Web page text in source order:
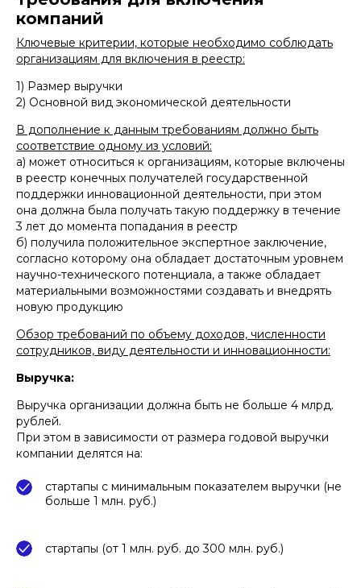
компаний
Ключевые критерии, которые необходимо соблюдать
организациям для включения в реестр:
1) Размер выручки
2) Основной вид экономической деятельности
В дополнение к данным требованиям должно быть
соответствие одному из условий:
а) может относиться к организациям, которые включены
в реестр конечных получателей государственной
поддержки инновационной деятельности, при этом
она должна была получать такую поддержку в течение
3 лет до момента попадания в реестр
б) получила положительное экспертное заключение,
согласно которому она обладает достаточным уровнем
научно-технического потенциала, а также обладает
материальными возможностями создавать и внедрять
новую продукцию
Обзор требований по объему доходов, численности
сотрудников, виду деятельности и инновационности:
Выручка:
Выручка организации должна быть не больше 4 млрд.
рублей.
При этом в зависимости от размера годовой выручки
компании делятся на:
стартапы с минимальным показателем выручки (не
больше 1 млн. руб.)
стартапы (от 1 млн. руб. до 300 млн. руб.)